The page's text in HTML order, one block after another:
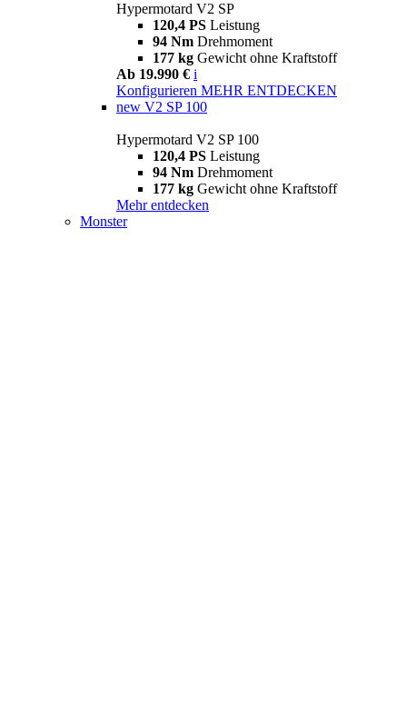
Hypermotard V2 SP
120,4 PS Leistung
94 Nm Drehmoment
177 kg Gewicht ohne Kraftstoff
Ab 19.990 € i
Konfigurieren MEHR ENTDECKEN
new V2 SP 100
Hypermotard V2 SP 100
120,4 PS Leistung
94 Nm Drehmoment
177 kg Gewicht ohne Kraftstoff
Mehr entdecken
Monster